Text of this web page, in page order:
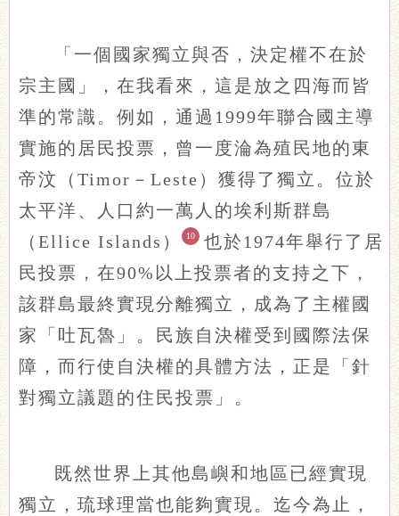
「一個國家獨立與否，決定權不在於
宗主國」，在我看來，這是放之四海而皆
準的常識。例如，通過1999年聯合國主導
實施的居民投票，曾一度淪為殖民地的東
帝汶（Timor－Leste）獲得了獨立。位於
太平洋、人口約一萬人的埃利斯群島
（Ellice Islands）
10
也於1974年舉行了居
民投票，在90%以上投票者的支持之下，
該群島最終實現分離獨立，成為了主權國
家「吐瓦魯」。民族自決權受到國際法保
障，而行使自決權的具體方法，正是「針
對獨立議題的住民投票」。
既然世界上其他島嶼和地區已經實現
獨立，琉球理當也能夠實現。迄今為止，